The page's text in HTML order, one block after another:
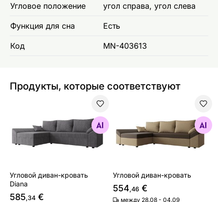
Угловое положение угол справа, угол слева
Функция для сна Есть
Код MN-403613
Продукты, которые соответствуют
Найдите похожие
Угловой диван-кровать
Diana
585,34 €
Найдите похожие
Угловой диван-кровать
554,46 €
между 28.08 - 04.09